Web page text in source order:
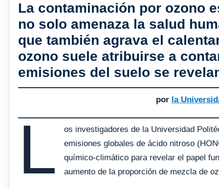
La contaminación por ozono
no solo amenaza la salud
que también agrava el
ozono suele atribuirse a
emisiones del suelo se
por la
L
os investigadores de la Universidad
emisiones globales de ácido nitroso
químico-climático para revelar el papel
aumento de la proporción de mezcla de